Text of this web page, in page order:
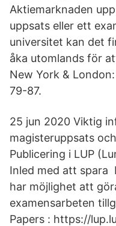
Aktiemarknaden
uppsats eller ett
universitet kan det
åka utomlands för
New York &
79-87.
25 jun 2020 Viktig
magisteruppsats
Publicering i LUP
Inled med att spara
har möjlighet att
examensarbeten
Papers : https://